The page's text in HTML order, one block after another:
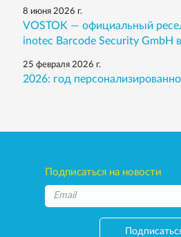
8 июня 2026 г.
VOSTOK — официальный
inotec Barcode Security GmbH
25 февраля 2026 г.
2026: год
Подписаться на новости